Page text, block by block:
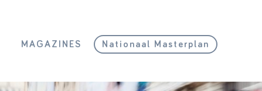
MAGAZINES Nationaal Masterplan